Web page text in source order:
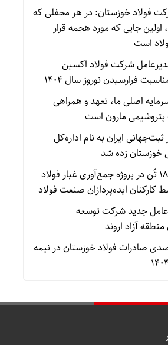
فولاد خوزستان: در هر محفلی که
جایی که مورد هجمه قرار
است
شرکت فولاد اکسین
فرارسیدن نوروز سال ۱۴۰۴
اصلی ما، تعهد و همراهی
پتروشیمی مارون است
ثبت‌جهانی ایران به نام اداره‌کل
خوزستان زده شد
ثبت رکورد ۱۸۰۰ تُن در پروژه جمع‌آوری غبار فولاد
کارکنان ایده‌پردازان صنعت فولاد
جدید شرکت توسعه
آزاد اروند
۶۷ درصدی صادرات فولاد خوزستان در نیمه